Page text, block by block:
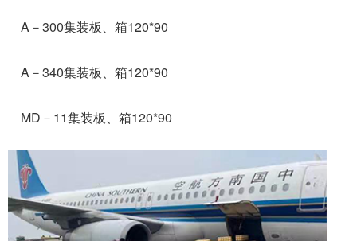
A－300集装板、箱120*90
A－340集装板、箱120*90
MD－11集装板、箱120*90